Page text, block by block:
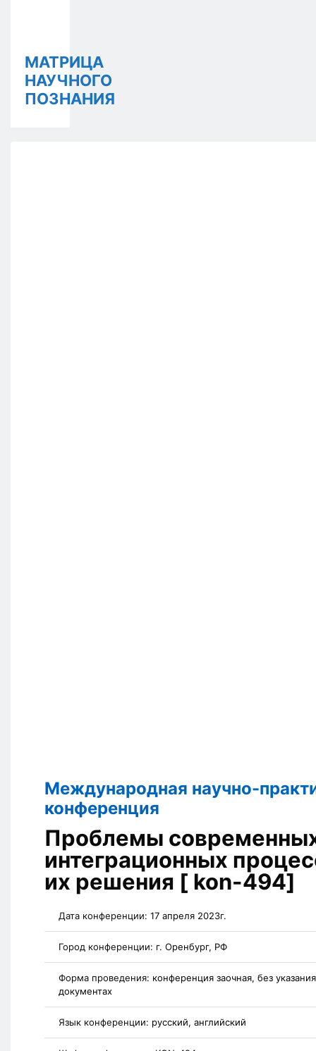
МАТРИЦА
НАУЧНОГО
ПОЗНАНИЯ
Международная научно-
конференция
Проблемы
интеграционных
их решения [ kon-494]
Дата конференции: 17 апреля 2023г.
Город конференции: г. Оренбург, РФ
Форма проведения: конференция заочная, без
документах
Язык конференции: русский, английский